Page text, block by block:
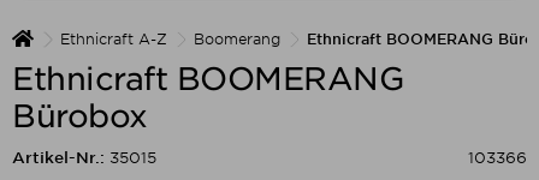
Ethnicraft A-Z Boomerang Ethnicraft BOOMERANG
Ethnicraft BOOMERANG
Bürobox
Artikel-Nr.: 35015 103366